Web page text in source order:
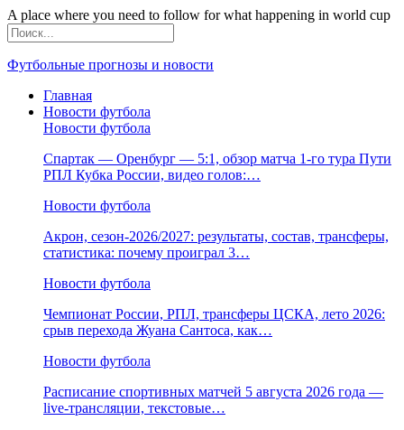
A place where you need to follow for what happening in world cup
Футбольные прогнозы и новости
Главная
Новости футбола
Новости футбола
Спартак — Оренбург — 5:1, обзор матча 1-го тура Пути
РПЛ Кубка России, видео голов:…
Новости футбола
Акрон, сезон-2026/2027: результаты, состав, трансферы,
статистика: почему проиграл 3…
Новости футбола
Чемпионат России, РПЛ, трансферы ЦСКА, лето 2026:
срыв перехода Жуана Сантоса, как…
Новости футбола
Расписание спортивных матчей 5 августа 2026 года —
live-трансляции, текстовые…